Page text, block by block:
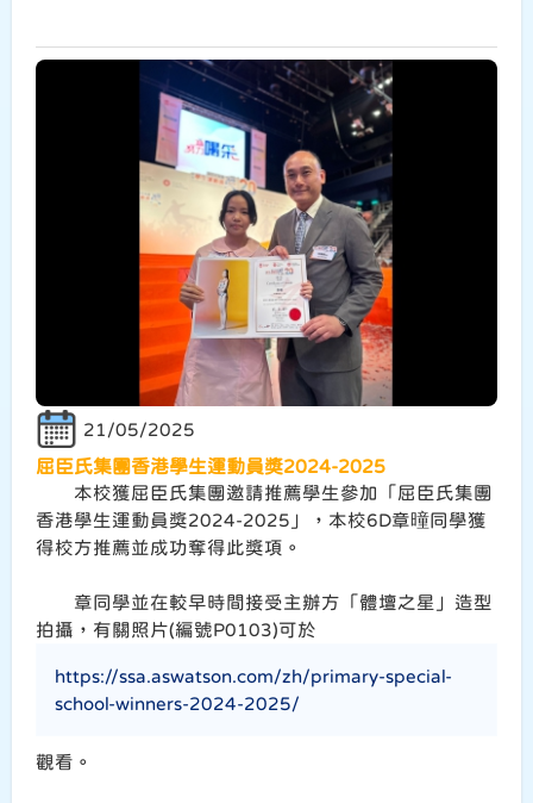
21/05/2025
屈臣氏集團香港學生運動員獎2024-2025
本校獲屈臣氏集團邀請推薦學生參加「屈臣氏集團
香港學生運動員獎2024-2025」，本校6D章曈同學獲
得校方推薦並成功奪得此獎項。
章同學並在較早時間接受主辦方「體壇之星」造型
拍攝，有關照片(編號P0103)可於
https://ssa.aswatson.com/zh/primary-special-
school-winners-2024-2025/
觀看。